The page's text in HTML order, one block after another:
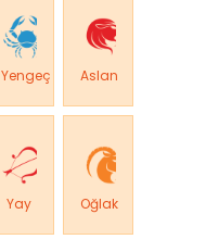
Yengeç Aslan
Yay Oğlak